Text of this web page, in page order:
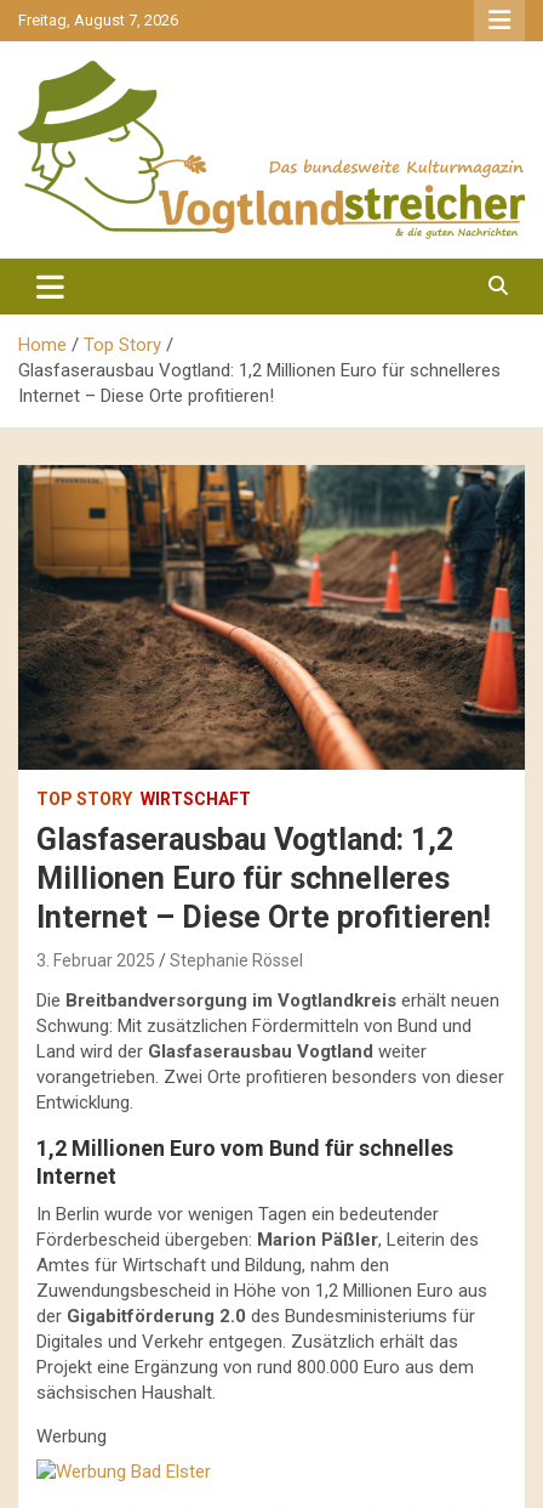
gehe
zum
Freitag, August 7, 2026
Vogtlandstreicher
Home
Top Story
Glasfaserausbau Vogtland: 1,2 Millionen Euro für schnelleres
Internet – Diese Orte profitieren!
TOP STORY WIRTSCHAFT
Glasfaserausbau Vogtland: 1,2
Millionen Euro für schnelleres
Internet – Diese Orte profitieren!
3. Februar 2025 Stephanie Rössel
Die Breitbandversorgung im Vogtlandkreis erhält neuen
Schwung: Mit zusätzlichen Fördermitteln von Bund und
Land wird der Glasfaserausbau Vogtland weiter
vorangetrieben. Zwei Orte profitieren besonders von dieser
Entwicklung.
1,2 Millionen Euro vom Bund für schnelles
Internet
In Berlin wurde vor wenigen Tagen ein bedeutender
Förderbescheid übergeben: Marion Päßler, Leiterin des
Amtes für Wirtschaft und Bildung, nahm den
Zuwendungsbescheid in Höhe von 1,2 Millionen Euro aus
der Gigabitförderung 2.0 des Bundesministeriums für
Digitales und Verkehr entgegen. Zusätzlich erhält das
Projekt eine Ergänzung von rund 800.000 Euro aus dem
sächsischen Haushalt.
Werbung